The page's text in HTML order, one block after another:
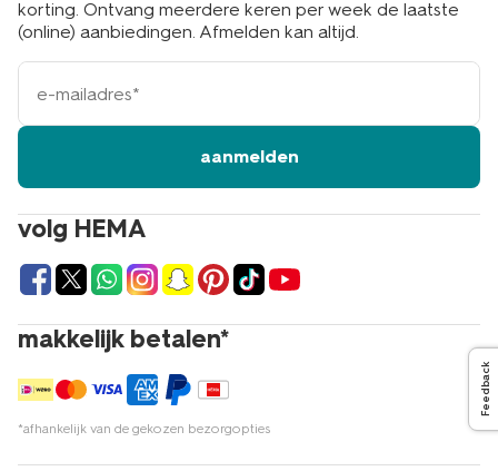
volg HEMA
makkelijk betalen*
*afhankelijk van de gekozen bezorgopties
korting. Ontvang meerdere keren per week de laatste
(online) aanbiedingen. Afmelden kan altijd.
e-
mailadres
aanmelden
Feedback